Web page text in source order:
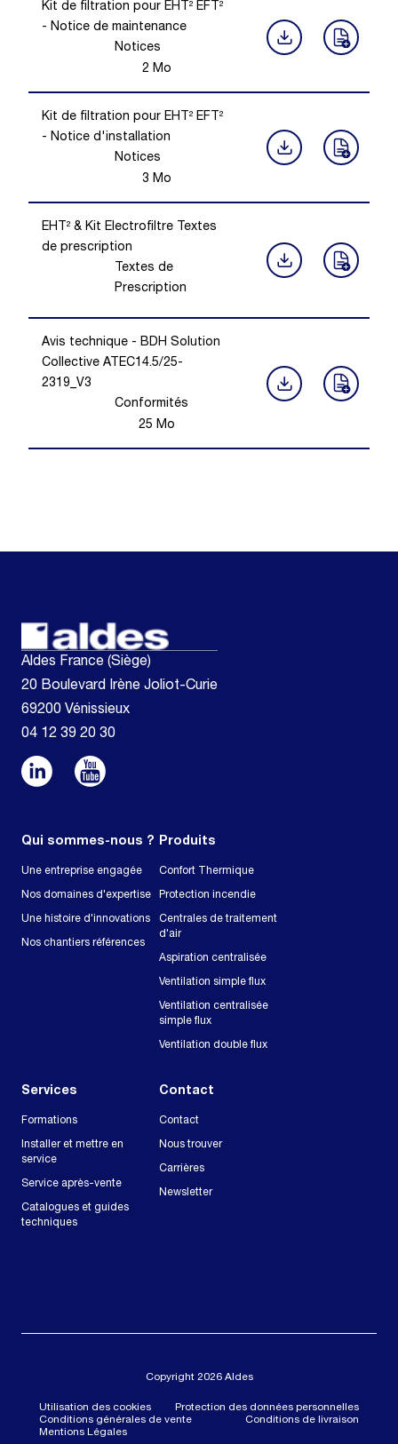
Kit de filtration pour EHT² EFT²
- Notice de maintenance
Notices
2 Mo
Kit de filtration pour EHT² EFT²
- Notice d'installation
Notices
3 Mo
EHT² & Kit Electrofiltre Textes
de prescription
Textes de
Prescription
Avis technique - BDH Solution
Collective ATEC14.5/25-
2319_V3
Conformités
25 Mo
Aldes France (Siège)
20 Boulevard Irène Joliot-Curie
69200 Vénissieux
04 12 39 20 30
Qui sommes-nous ?
Une entreprise engagée
Nos domaines d'expertise
Une histoire d'innovations
Nos chantiers références
Produits
Confort Thermique
Protection incendie
Centrales de traitement
d'air
Aspiration centralisée
Ventilation simple flux
Ventilation centralisée
simple flux
Ventilation double flux
Services
Formations
Installer et mettre en
service
Service après-vente
Catalogues et guides
techniques
Contact
Contact
Nous trouver
Carrières
Newsletter
Copyright 2026 Aldes
Utilisation des cookies
Protection des données personnelles
Conditions générales de vente
Conditions de livraison
Mentions Légales